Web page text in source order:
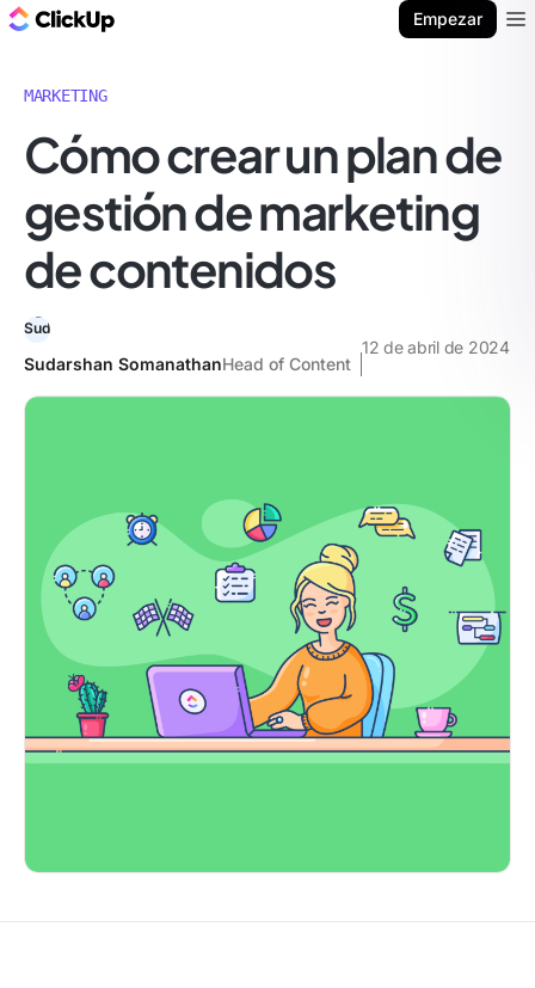
Empezar
MARKETING
Cómo crear un plan de
gestión de marketing
de contenidos
Sudarshan SomanathanHead of Content
12 de abril de 2024